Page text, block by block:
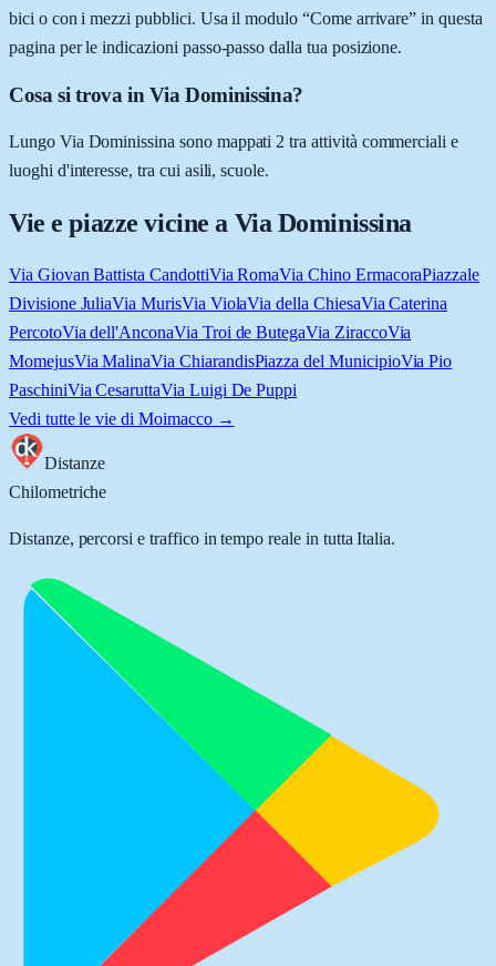
bici o con i mezzi pubblici. Usa il modulo “Come arrivare” in questa
pagina per le indicazioni passo-passo dalla tua posizione.
Cosa si trova in Via Dominissina?
Lungo Via Dominissina sono mappati 2 tra attività commerciali e
luoghi d'interesse, tra cui asili, scuole.
Vie e piazze vicine a Via Dominissina
Via Giovan Battista CandottiVia RomaVia Chino ErmacoraPiazzale
Divisione JuliaVia MurisVia ViolaVia della ChiesaVia Caterina
PercotoVia dell'AnconaVia Troi de ButegaVia ZiraccoVia
MomejusVia MalinaVia ChiarandisPiazza del MunicipioVia Pio
PaschiniVia CesaruttaVia Luigi De Puppi
Vedi tutte le vie di Moimacco→
Distanze
Chilometriche
Distanze, percorsi e traffico in tempo reale in tutta Italia.